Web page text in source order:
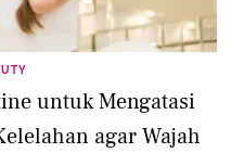
untuk Mengatasi
agar Wajah